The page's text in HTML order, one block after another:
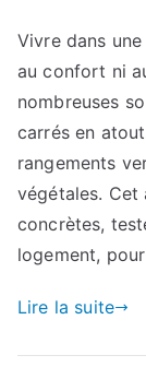
Vivre dans
au confort ni
nombreuses
carrés en
rangements
végétales. Cet
concrètes,
logement,
Lire la suite